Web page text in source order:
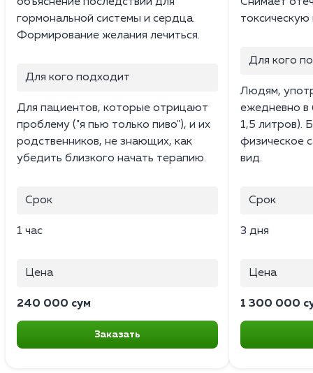
гормональной системы и сердца.
Формирование желания лечиться.
Для кого подходит
Для пациентов, которые отрицают
проблему ("я пью только пиво"), и их
родственников, не знающих, как
убедить близкого начать терапию.
Срок
1 час
Цена
240 000 сум
Заказать
токсическую
Для кого
Людям,
ежедневно в
1,5 литров).
физическое
вид.
Срок
3 дня
Цена
1 300 000